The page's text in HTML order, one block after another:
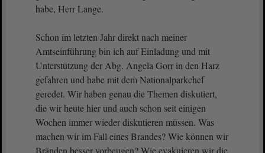
habe, Herr Lange.
Schon im letzten Jahr direkt nach meiner
Amtseinführung bin ich auf Einladung und mit
Unterstützung der Abg. Angela Gorr in den Harz
gefahren und habe mit dem Nationalparkchef
geredet. Wir haben genau die Themen diskutiert,
die wir heute hier und auch schon seit einigen
Wochen immer wieder diskutieren müssen. Was
machen wir im Fall eines Brandes? Wie können wir
Bränden besser vorbeugen? Wie evakuieren wir die